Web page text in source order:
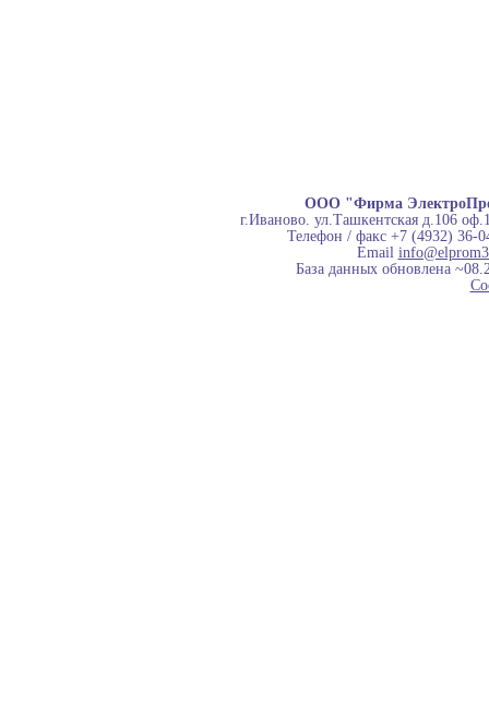
ООО "Фирма
г.Иваново. ул.Ташкентская д.106
Телефон / факс +7 (4932) 36-
Email
База данных обновлена